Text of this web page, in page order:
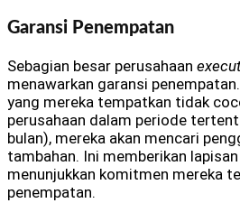
Garansi Penempatan
Sebagian besar perusahaan
menawarkan garansi
yang mereka tempatkan tidak
perusahaan dalam periode
bulan), mereka akan mencari
tambahan. Ini memberikan
menunjukkan komitmen mereka
penempatan.